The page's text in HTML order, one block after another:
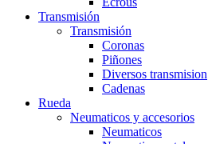
Transmisión
Transmisión
Coronas
Piñones
Diversos transmision
Cadenas
Rueda
Neumaticos y accesorios
Neumaticos